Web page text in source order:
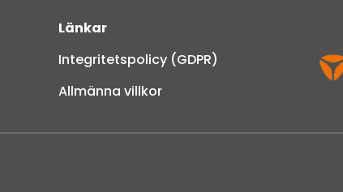
Länkar
Integritetspolicy (GDPR)
Allmänna villkor